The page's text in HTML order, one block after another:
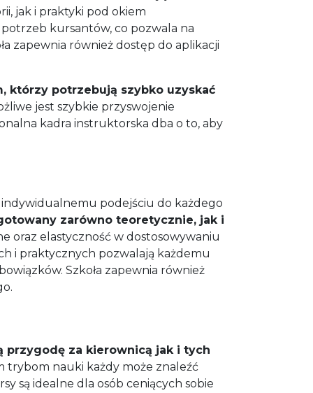
jak i praktyki pod okiem
kursantów, co pozwala na
zapewnia również dostęp do aplikacji
którzy potrzebują szybko uzyskać
jest szybkie przyswojenie
kadra instruktorska dba o to, aby
indywidualnemu podejściu do każdego
zarówno teoretycznie, jak i
oraz elastyczność w dostosowywaniu
i praktycznych pozwalają każdemu
Szkoła zapewnia również
przygodę za kierownicą jak i tych
trybom nauki każdy może znaleźć
są idealne dla osób ceniących sobie